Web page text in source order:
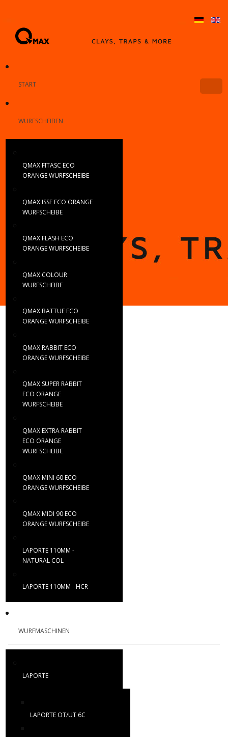
START
WURFSCHEIBEN
QMAX FITASC ECO
ORANGE WURFSCHEIBE
QMAX ISSF ECO ORANGE
WURFSCHEIBE
QMAX FLASH ECO
ORANGE WURFSCHEIBE
QMAX COLOUR
WURFSCHEIBE
QMAX BATTUE ECO
ORANGE WURFSCHEIBE
QMAX RABBIT ECO
ORANGE WURFSCHEIBE
QMAX SUPER RABBIT
ECO ORANGE
WURFSCHEIBE
QMAX EXTRA RABBIT
ECO ORANGE
WURFSCHEIBE
QMAX MINI 60 ECO
ORANGE WURFSCHEIBE
QMAX MIDI 90 ECO
ORANGE WURFSCHEIBE
LAPORTE 110MM -
NATURAL COL
LAPORTE 110MM - HCR
WURFMASCHINEN
LAPORTE
LAPORTE OT/UT 6C